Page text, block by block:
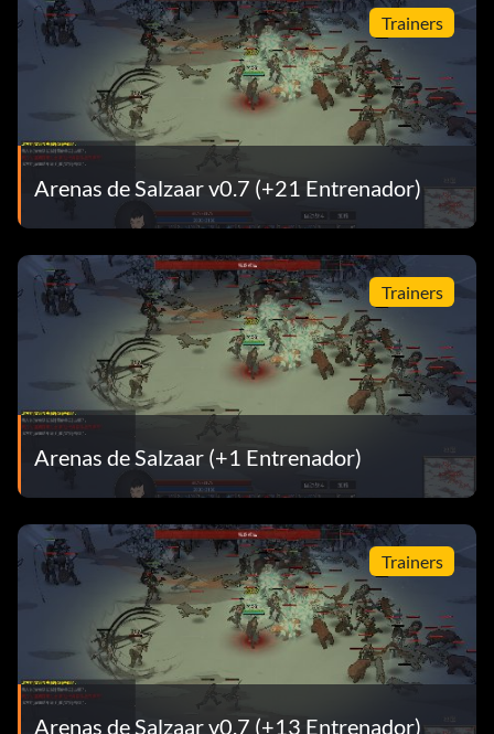
Trainers
Arenas de Salzaar v0.7 (+21 Entrenador)
Trainers
Arenas de Salzaar (+1 Entrenador)
Trainers
Arenas de Salzaar v0.7 (+13 Entrenador)